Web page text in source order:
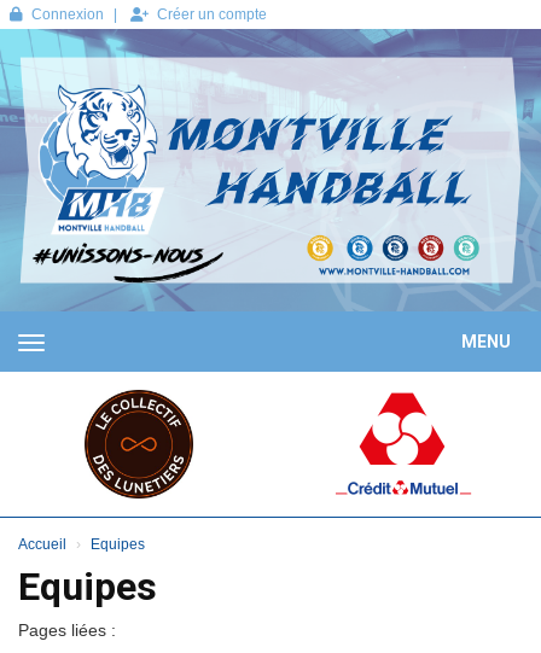
Connexion Créer un compte
MENU
Accueil Equipes
Equipes
Pages liées :
Panneau de gestion des cookies